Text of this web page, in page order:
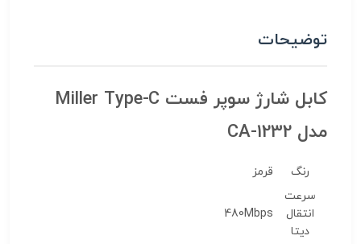
توضیحات
کابل شارژ سوپر فست Miller Type-C
مدل CA-1232
رنگ
قرمز
سرعت
انتقال
دیتا
480Mbps